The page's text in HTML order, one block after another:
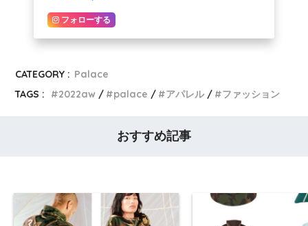
フォローする
CATEGORY : Palace
TAGS :
2022aw palace アパレル ファッション
おすすめ記事